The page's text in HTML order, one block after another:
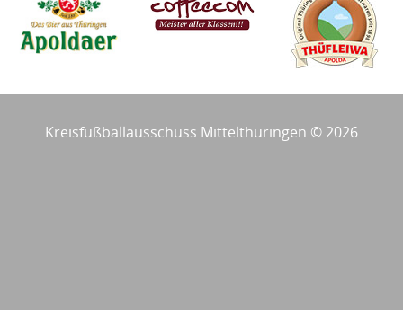
Kreisfußballausschuss Mittelthüringen © 2026